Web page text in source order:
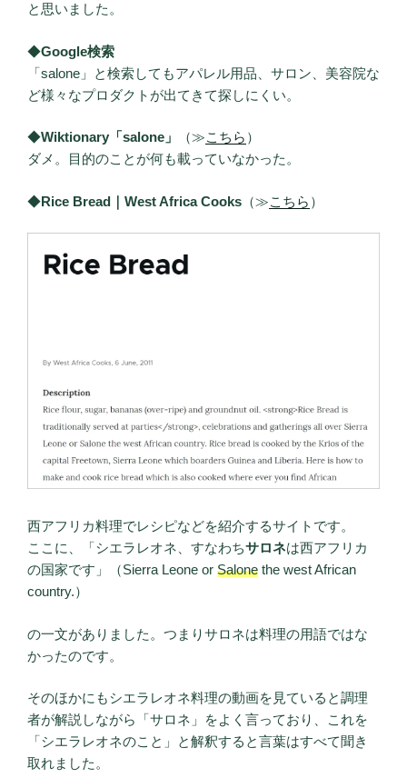
と思いました。
◆Google検索
「salone」と検索してもアパレル用品、サロン、美容院な
ど様々なプロダクトが出てきて探しにくい。
◆Wiktionary「salone」 （≫こちら ）
ダメ。目的のことが何も載っていなかった。
◆Rice Bread｜West Africa Cooks （≫こちら ）
西アフリカ料理でレシピなどを紹介するサイトです。
ここに、「シエラレオネ、すなわちサロネは西アフリカ
の国家です」（Sierra Leone or Salone the west African
country.）
の一文がありました。つまりサロネは料理の用語ではな
かったのです。
そのほかにもシエラレオネ料理の動画を見ていると調理
者が解説しながら「サロネ」をよく言っており、これを
「シエラレオネのこと」と解釈すると言葉はすべて聞き
取れました。